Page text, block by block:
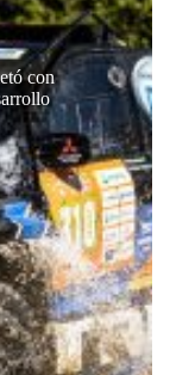
con